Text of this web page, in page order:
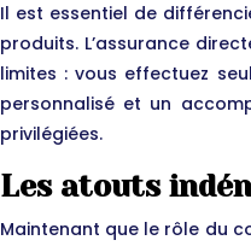
Il est essentiel de
produits. L’assurance
limites : vous effectuez
personnalisé et un
privilégiées.
Les atouts
Maintenant que le rôle du